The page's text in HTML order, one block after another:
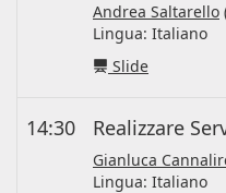
Andrea Saltarello
Lingua: Italiano
Slide
14:30 Realizzare
Gianluca
Lingua: Italiano